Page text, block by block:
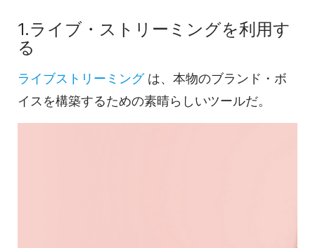
1.ライブ・ストリーミングを利用す
る
ライブストリーミングは、本物のブランド・ボ
イスを構築するための素晴らしいツールだ。